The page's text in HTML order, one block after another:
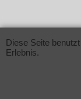
Diese Seite
Erlebnis.